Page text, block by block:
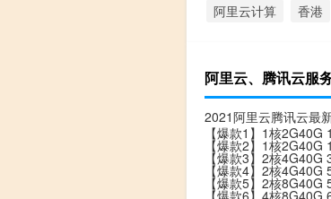
阿里云计算
香港
阿里云、腾讯云服
2021阿里云腾讯云最
【爆款1】1核2G40G
【爆款2】1核
【爆款3】2核
【爆款4】2核
【爆款5】2核
【爆款6】4核